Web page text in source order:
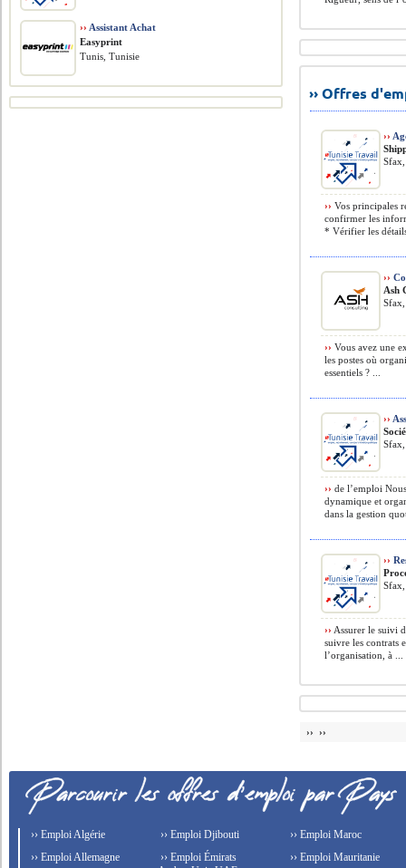
›› Offres
››
›› Vos principales
confirmer les
* Vérifier les
››
Ash
›› Vous avez une
les postes où
essentiels ? ...
››
›› de l’emploi
dynamique et
dans la gestion
››
›› Assurer le suivi
suivre les contrats
l’organisation, à ...
›› ››
›› Assistant Achat
Easyprint
Tunis, Tunisie
›› Emploi Algérie
›› Emploi Allemagne
›› Emploi Djibouti
›› Emploi Émirats
›› Emploi Maroc
›› Emploi Mauritanie